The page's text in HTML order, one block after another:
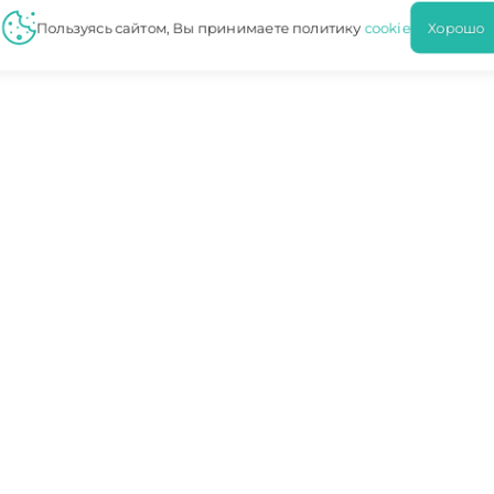
Пользуясь сайтом, Вы принимаете политикуcookie Хорошо